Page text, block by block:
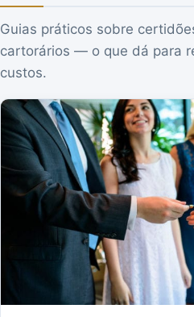
Guias práticos sobre
cartorários — o que dá para
custos.